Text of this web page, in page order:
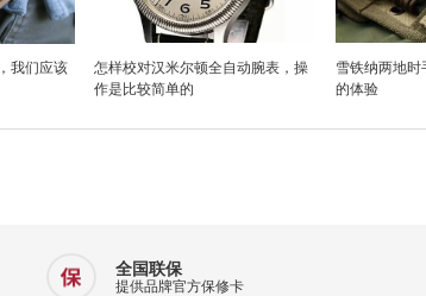
我们应该
怎样校对汉米尔顿全自动腕表，操
作是比较简单的
雪铁纳两地时
的体验
全国联保
提供品牌官方保修卡